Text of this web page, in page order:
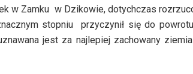
w Zamku w Dzikowie, dotychczas
stopniu przyczynił się do
jest za najlepiej zachowany